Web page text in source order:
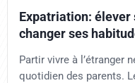
Expatriation: élever
changer ses
Partir vivre à l’étranger
quotidien des parents.